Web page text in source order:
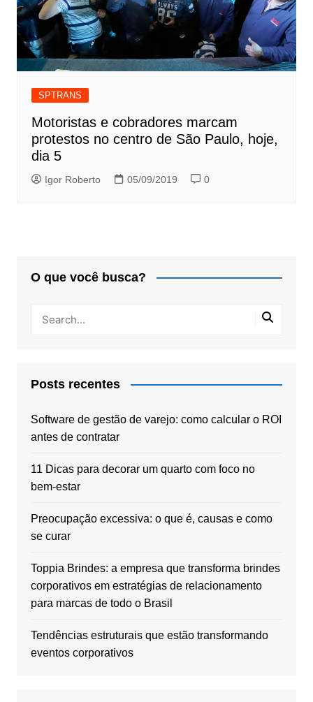
SPTRANS
Motoristas e cobradores marcam
protestos no centro de São Paulo, hoje,
dia 5
Igor Roberto 05/09/2019 0
O que você busca?
Posts recentes
Software de gestão de varejo: como calcular o ROI
antes de contratar
11 Dicas para decorar um quarto com foco no
bem-estar
Preocupação excessiva: o que é, causas e como
se curar
Toppia Brindes: a empresa que transforma brindes
corporativos em estratégias de relacionamento
para marcas de todo o Brasil
Tendências estruturais que estão transformando
eventos corporativos